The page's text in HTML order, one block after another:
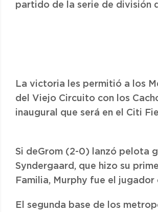
partido de la serie de división
La victoria les permitió a los
del Viejo Circuito con los
inaugural que será en el Citi
Si deGrom (2-0) lanzó pelota
Syndergaard, que hizo su
Familia, Murphy fue el
El segunda base de los